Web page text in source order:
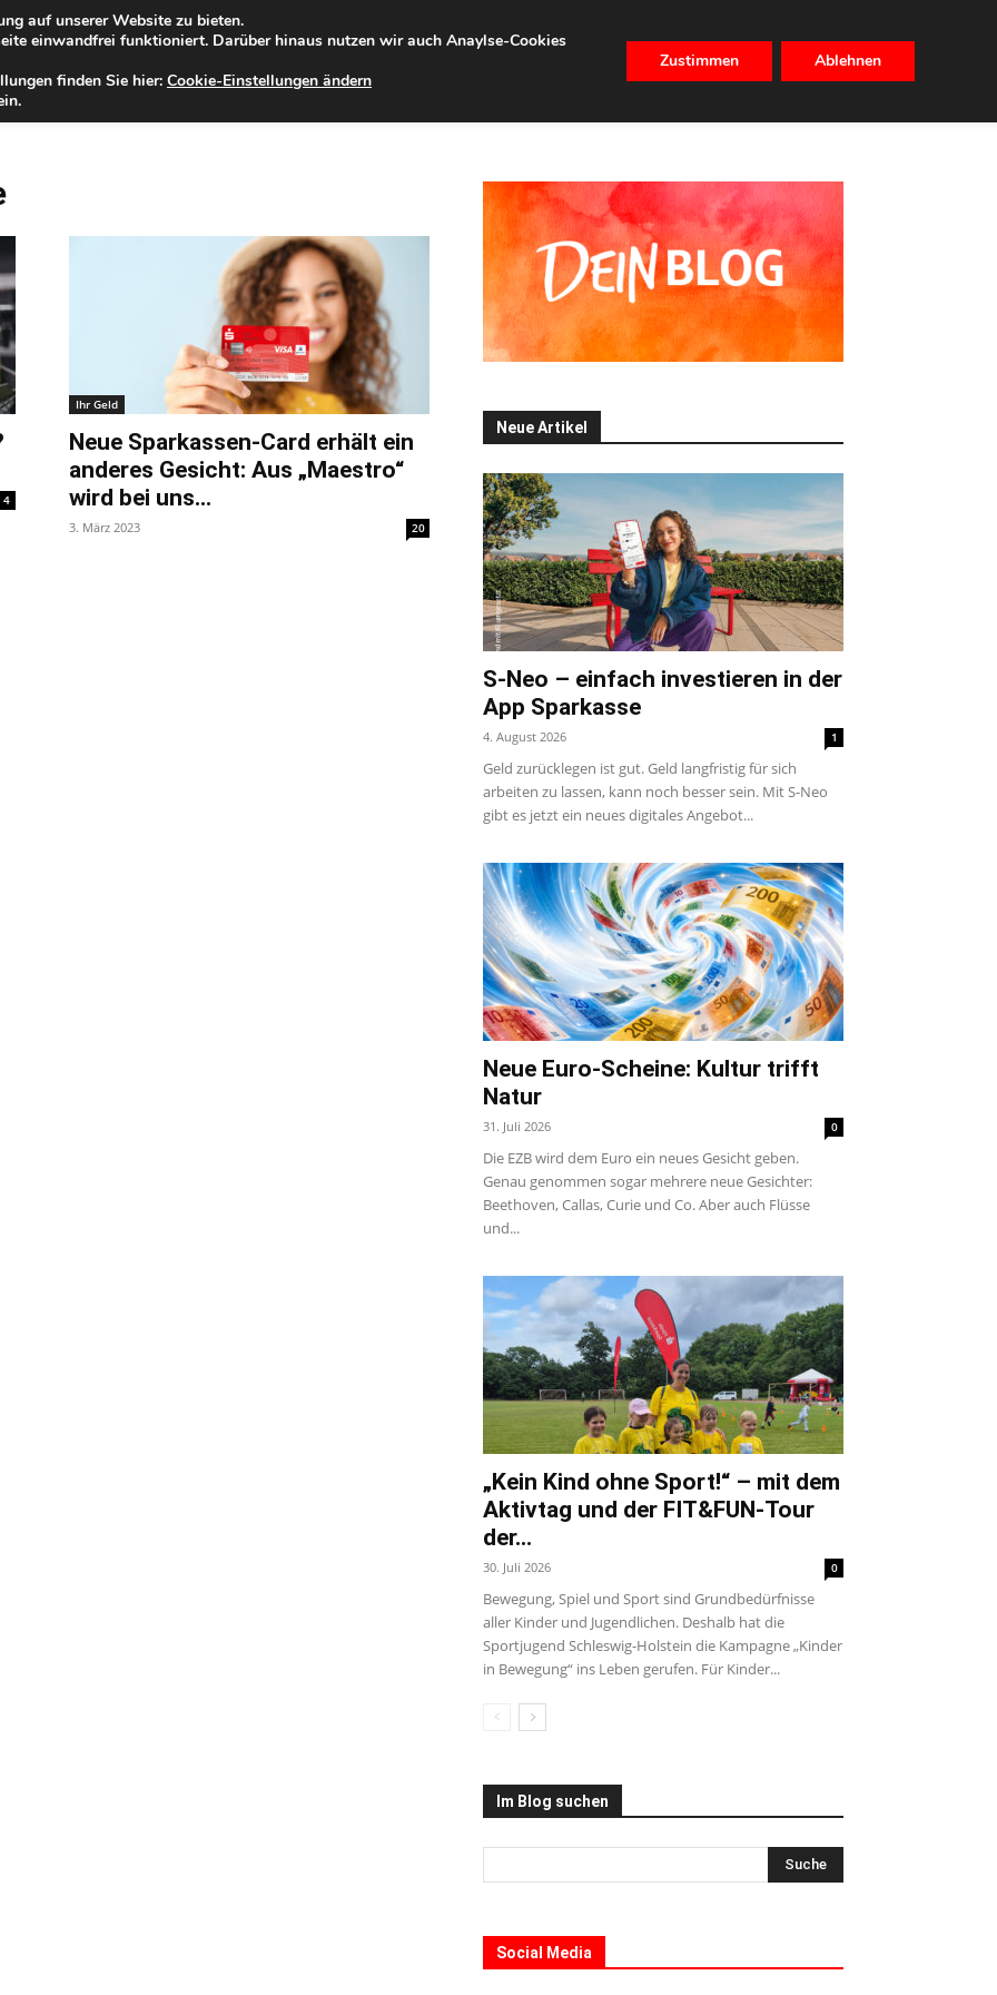
08.08.2026 Zur Internet-Filiale der Förde Sparkasse
IHRE REGION WERTPAPIERE FIRMENKUNDEN IMMOBILIEN
4
Ihr Geld
Neue Sparkassen-Card erhält ein
anderes Gesicht: Aus „Maestro“
wird bei uns...
3. März 2023 20
Neue Artikel
S-Neo – einfach investieren in der
App Sparkasse
4. August 2026 1
Geld zurücklegen ist gut. Geld langfristig für sich
arbeiten zu lassen, kann noch besser sein. Mit S-Neo
gibt es jetzt ein neues digitales Angebot...
Neue Euro-Scheine: Kultur trifft
Natur
31. Juli 2026 0
Die EZB wird dem Euro ein neues Gesicht geben.
Genau genommen sogar mehrere neue Gesichter:
Beethoven, Callas, Curie und Co. Aber auch Flüsse
und...
„Kein Kind ohne Sport!“ – mit dem
Aktivtag und der FIT&FUN-Tour
der...
30. Juli 2026 0
Bewegung, Spiel und Sport sind Grundbedürfnisse
aller Kinder und Jugendlichen. Deshalb hat die
Sportjugend Schleswig-Holstein die Kampagne „Kinder
in Bewegung“ ins Leben gerufen. Für Kinder...
Im Blog suchen
Social Media
auf unserer Website zu bieten.
einwandfrei funktioniert. Darüber hinaus nutzen wir auch Anaylse-Cookies
finden Sie hier: Cookie-Einstellungen ändern
Zustimmen Ablehnen